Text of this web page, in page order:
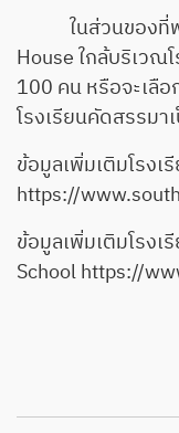
ในส่วนของที่พัก
House ใกล้บริเวณ
100 คน หรือจะเลื
โรงเรียนคัดสรรมา
ข้อมูลเพิ่มเติมโรงเ
https://
ข้อมูลเพิ่มเติมโรงเ
Schoolhttps://